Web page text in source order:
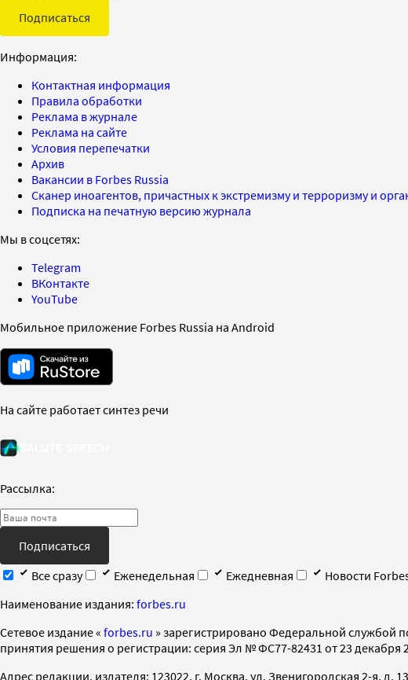
Подписаться
Информация:
Контактная информация
Правила обработки
Реклама в журнале
Реклама на сайте
Условия перепечатки
Архив
Вакансии в Forbes Russia
Сканер иноагентов, причастных к экстремизму и терроризму и
Подписка на печатную версию журнала
Мы в соцсетях:
Telegram
ВКонтакте
YouTube
Мобильное приложение Forbes Russia на Android
На сайте работает синтез речи
Рассылка:
Подписаться
Все сразу
Еженедельная Ежедневная
Новости
Наименование издания: forbes.ru
Cетевое издание « forbes.ru » зарегистрировано Федеральной службой
принятия решения о регистрации: серия Эл № ФС77-82431 от 23 декабря
Адрес редакции, издателя: 123022, г. Москва, ул. Звенигородская 2-я, д.